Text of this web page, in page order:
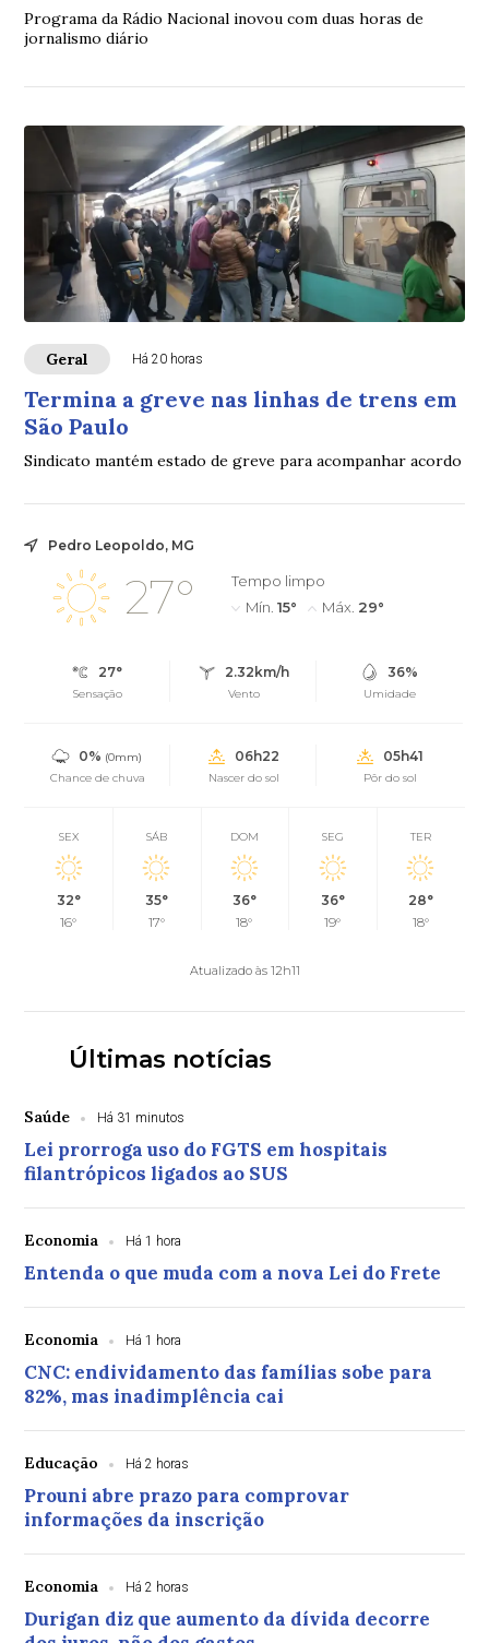
Programa da Rádio Nacional inovou com duas horas de
jornalismo diário
Geral Há 20 horas
Termina a greve nas linhas de trens em
São Paulo
Sindicato mantém estado de greve para acompanhar acordo
Pedro Leopoldo, MG
27°
Tempo limpo
Mín. 15° Máx. 29°
27°
Sensação
2.32km/h
Vento
36%
Umidade
0% (0mm)
Chance de chuva
06h22
Nascer do sol
05h41
Pôr do sol
SEX
32°
16°
SÁB
35°
17°
DOM
36°
18°
SEG
36°
19°
TER
28°
18°
Atualizado às 12h11
Últimas notícias
Saúde Há 31 minutos
Lei prorroga uso do FGTS em hospitais
filantrópicos ligados ao SUS
Economia Há 1 hora
Entenda o que muda com a nova Lei do Frete
Economia Há 1 hora
CNC: endividamento das famílias sobe para
82%, mas inadimplência cai
Educação Há 2 horas
Prouni abre prazo para comprovar
informações da inscrição
Economia Há 2 horas
Durigan diz que aumento da dívida decorre